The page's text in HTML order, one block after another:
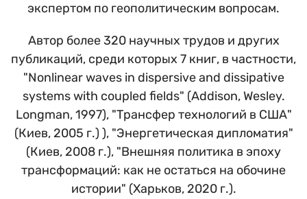
экспертом по геополитическим вопросам.
Автор более 320 научных трудов и других
публикаций, среди которых 7 книг, в частности,
"Nonlinear waves in dispersive and dissipative
systems with coupled fields" (Addison, Wesley.
Longman, 1997), "Трансфер технологий в США"
(Киев, 2005 г.) ), "Энергетическая дипломатия"
(Киев, 2008 г.), "Внешняя политика в эпоху
трансформаций: как не остаться на обочине
истории" (Харьков, 2020 г.).